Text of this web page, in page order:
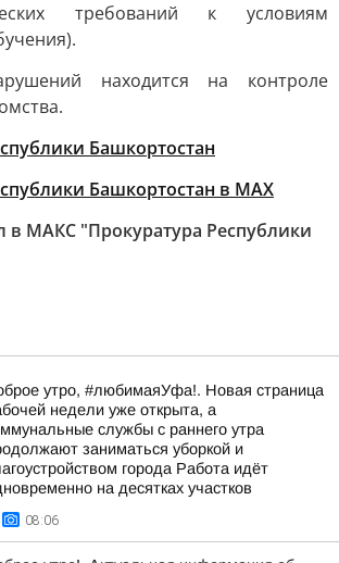
требований к условиям
находится на контроле
Башкортостан
Башкортостан в МАХ
в МАКС "Прокуратура Республики
утро, #любимаяУфа!. Новая страница
недели уже открыта, а
службы с раннего утра
заниматься уборкой и
города Работа идёт
на десятках участков
08:06